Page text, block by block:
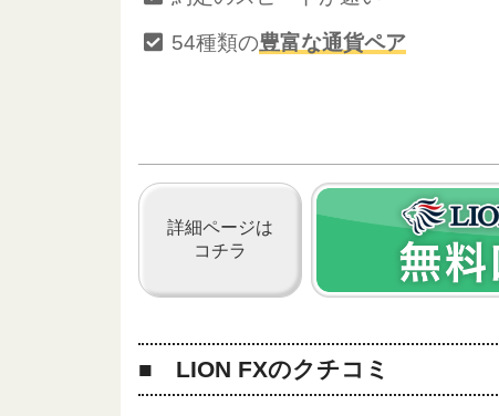
54種類の豊富な通貨ペア
詳細ページは
コチラ
LION FXのクチコミ